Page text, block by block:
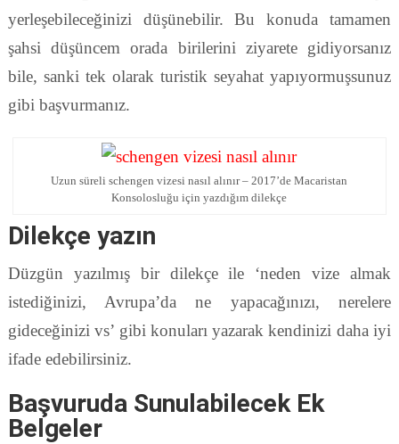
yerleşebileceğinizi düşünebilir. Bu konuda tamamen
şahsi düşüncem orada birilerini ziyarete gidiyorsanız
bile, sanki tek olarak turistik seyahat yapıyormuşsunuz
gibi başvurmanız.
Uzun süreli schengen vizesi nasıl alınır – 2017’de Macaristan
Konsolosluğu için yazdığım dilekçe
Dilekçe yazın
Düzgün yazılmış bir dilekçe ile ‘neden vize almak
istediğinizi, Avrupa’da ne yapacağınızı, nerelere
gideceğinizi vs’ gibi konuları yazarak kendinizi daha iyi
ifade edebilirsiniz.
Başvuruda Sunulabilecek Ek
Belgeler